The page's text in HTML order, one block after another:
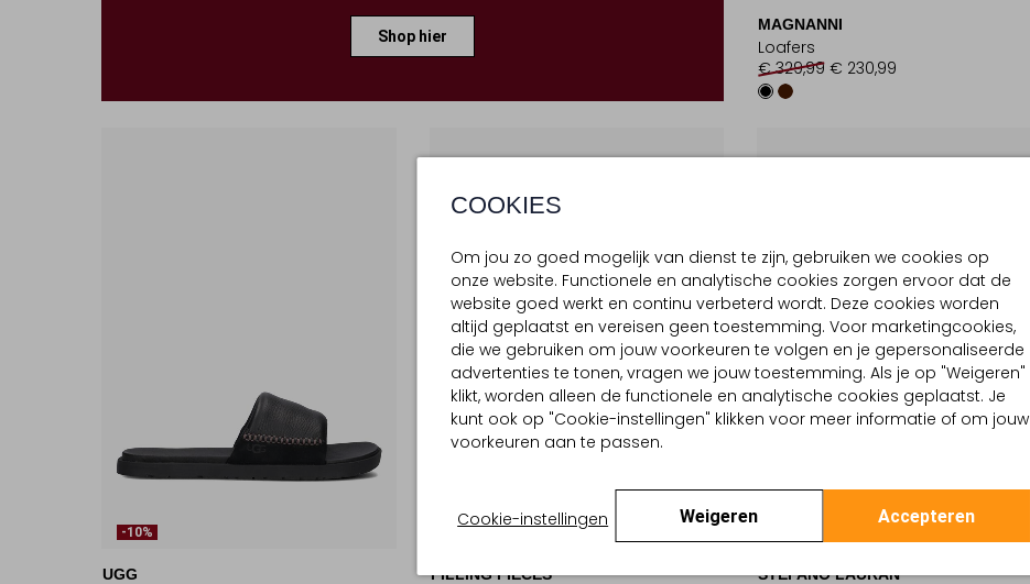
COOKIES
Om jou zo goed mogelijk van dienst te zijn, gebruiken we cookies op
onze website. Functionele en analytische cookies zorgen ervoor dat de
website goed werkt en continu verbeterd wordt. Deze cookies worden
altijd geplaatst en vereisen geen toestemming. Voor marketingcookies,
die we gebruiken om jouw voorkeuren te volgen en je gepersonaliseerde
advertenties te tonen, vragen we jouw toestemming. Als je op "Weigeren"
klikt, worden alleen de functionele en analytische cookies geplaatst. Je
kunt ook op "Cookie-instellingen" klikken voor meer informatie of om jouw
voorkeuren aan te passen.
Cookie-instellingen Weigeren Accepteren
Shop hier
MAGNANNI
Loafers
€ 329,99 € 230,99
-10%
UGG
-30%
FILLING PIECES STEFANO LAURAN